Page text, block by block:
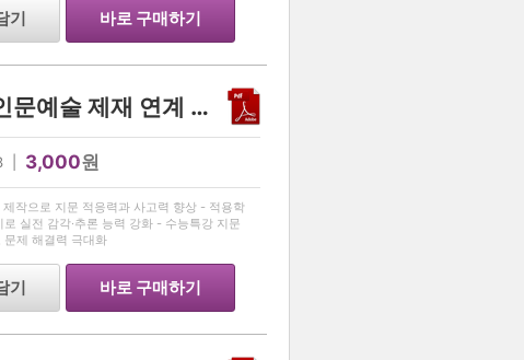
기 바로 구매하기
[2026수능특강 독서]인문예술 제재 연계 예상문제 35제
| 3,000원
작으로 지문 적응력과 사고력 향상 - 적용학
실전 감각·추론 능력 강화 - 수능특강 지문
문제 해결력 극대화
기 바로 구매하기